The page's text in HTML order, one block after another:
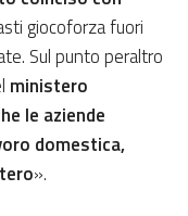
giocoforza fuori
Sul punto peraltro
ministero
le aziende
domestica,
».